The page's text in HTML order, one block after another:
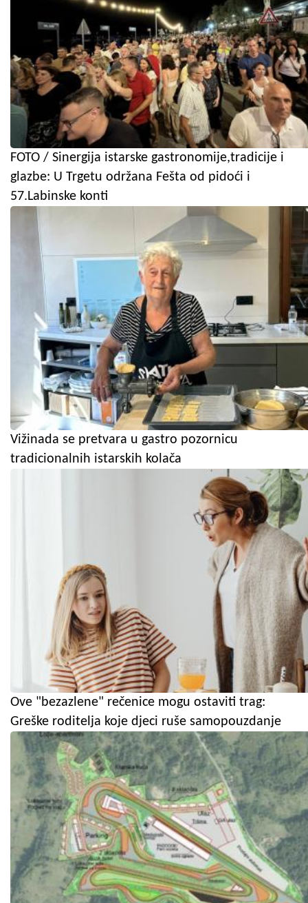
FOTO / Sinergija istarske gastronomije,tradicije i
glazbe: U Trgetu održana Fešta od pidoći i
57.Labinske konti
Vižinada se pretvara u gastro pozornicu
tradicionalnih istarskih kolača
Ove "bezazlene" rečenice mogu ostaviti trag:
Greške roditelja koje djeci ruše samopouzdanje